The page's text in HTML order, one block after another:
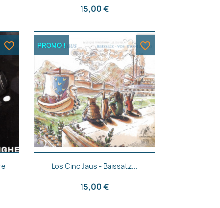
15,00 €
favorite_border
Aperçu rapide
Los Cinc Jaus - Baissatz...
15,00 €
PROMO ! favorite_border